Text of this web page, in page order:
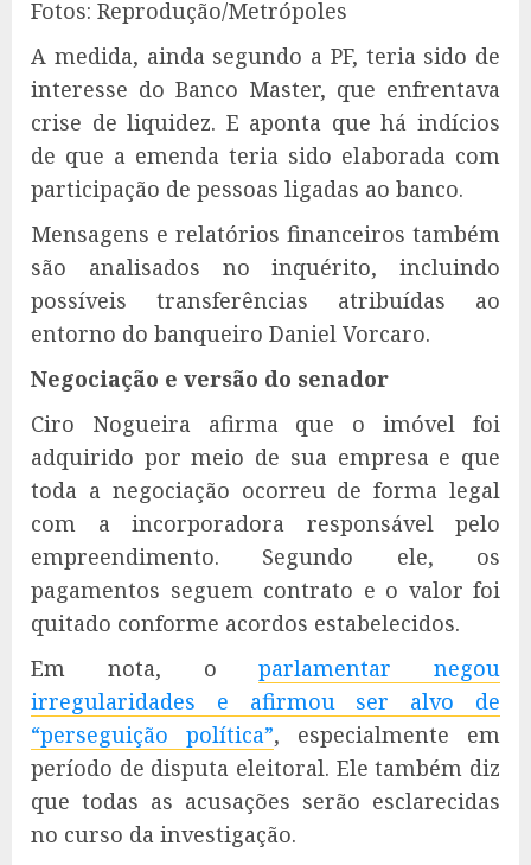
Fotos: Reprodução/Metrópoles
A medida, ainda segundo a PF, teria sido de
interesse do Banco Master, que enfrentava
crise de liquidez. E aponta que há indícios
de que a emenda teria sido elaborada com
participação de pessoas ligadas ao banco.
Mensagens e relatórios financeiros também
são analisados no inquérito, incluindo
possíveis transferências atribuídas ao
entorno do banqueiro Daniel Vorcaro.
Negociação e versão do senador
Ciro Nogueira afirma que o imóvel foi
adquirido por meio de sua empresa e que
toda a negociação ocorreu de forma legal
com a incorporadora responsável pelo
empreendimento. Segundo ele, os
pagamentos seguem contrato e o valor foi
quitado conforme acordos estabelecidos.
Em nota, oparlamentar negou
irregularidades e afirmou ser alvo de
“perseguição política”, especialmente em
período de disputa eleitoral. Ele também diz
que todas as acusações serão esclarecidas
no curso da investigação.